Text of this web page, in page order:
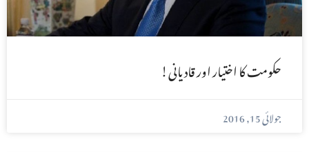
حکومت کا اختیار اور قادیانی!
جولائی 15, 2016